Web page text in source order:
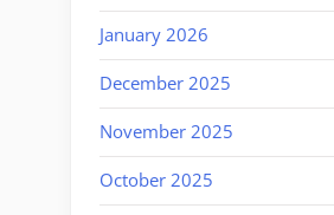
January 2026
December 2025
November 2025
October 2025